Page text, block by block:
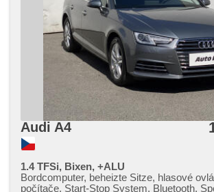
Audi A4
1.4 TFSi, Bixen, +ALU
Bordcomputer, beheizte Sitze, hlasové
počítače, Start-Stop System, Bluetooth,